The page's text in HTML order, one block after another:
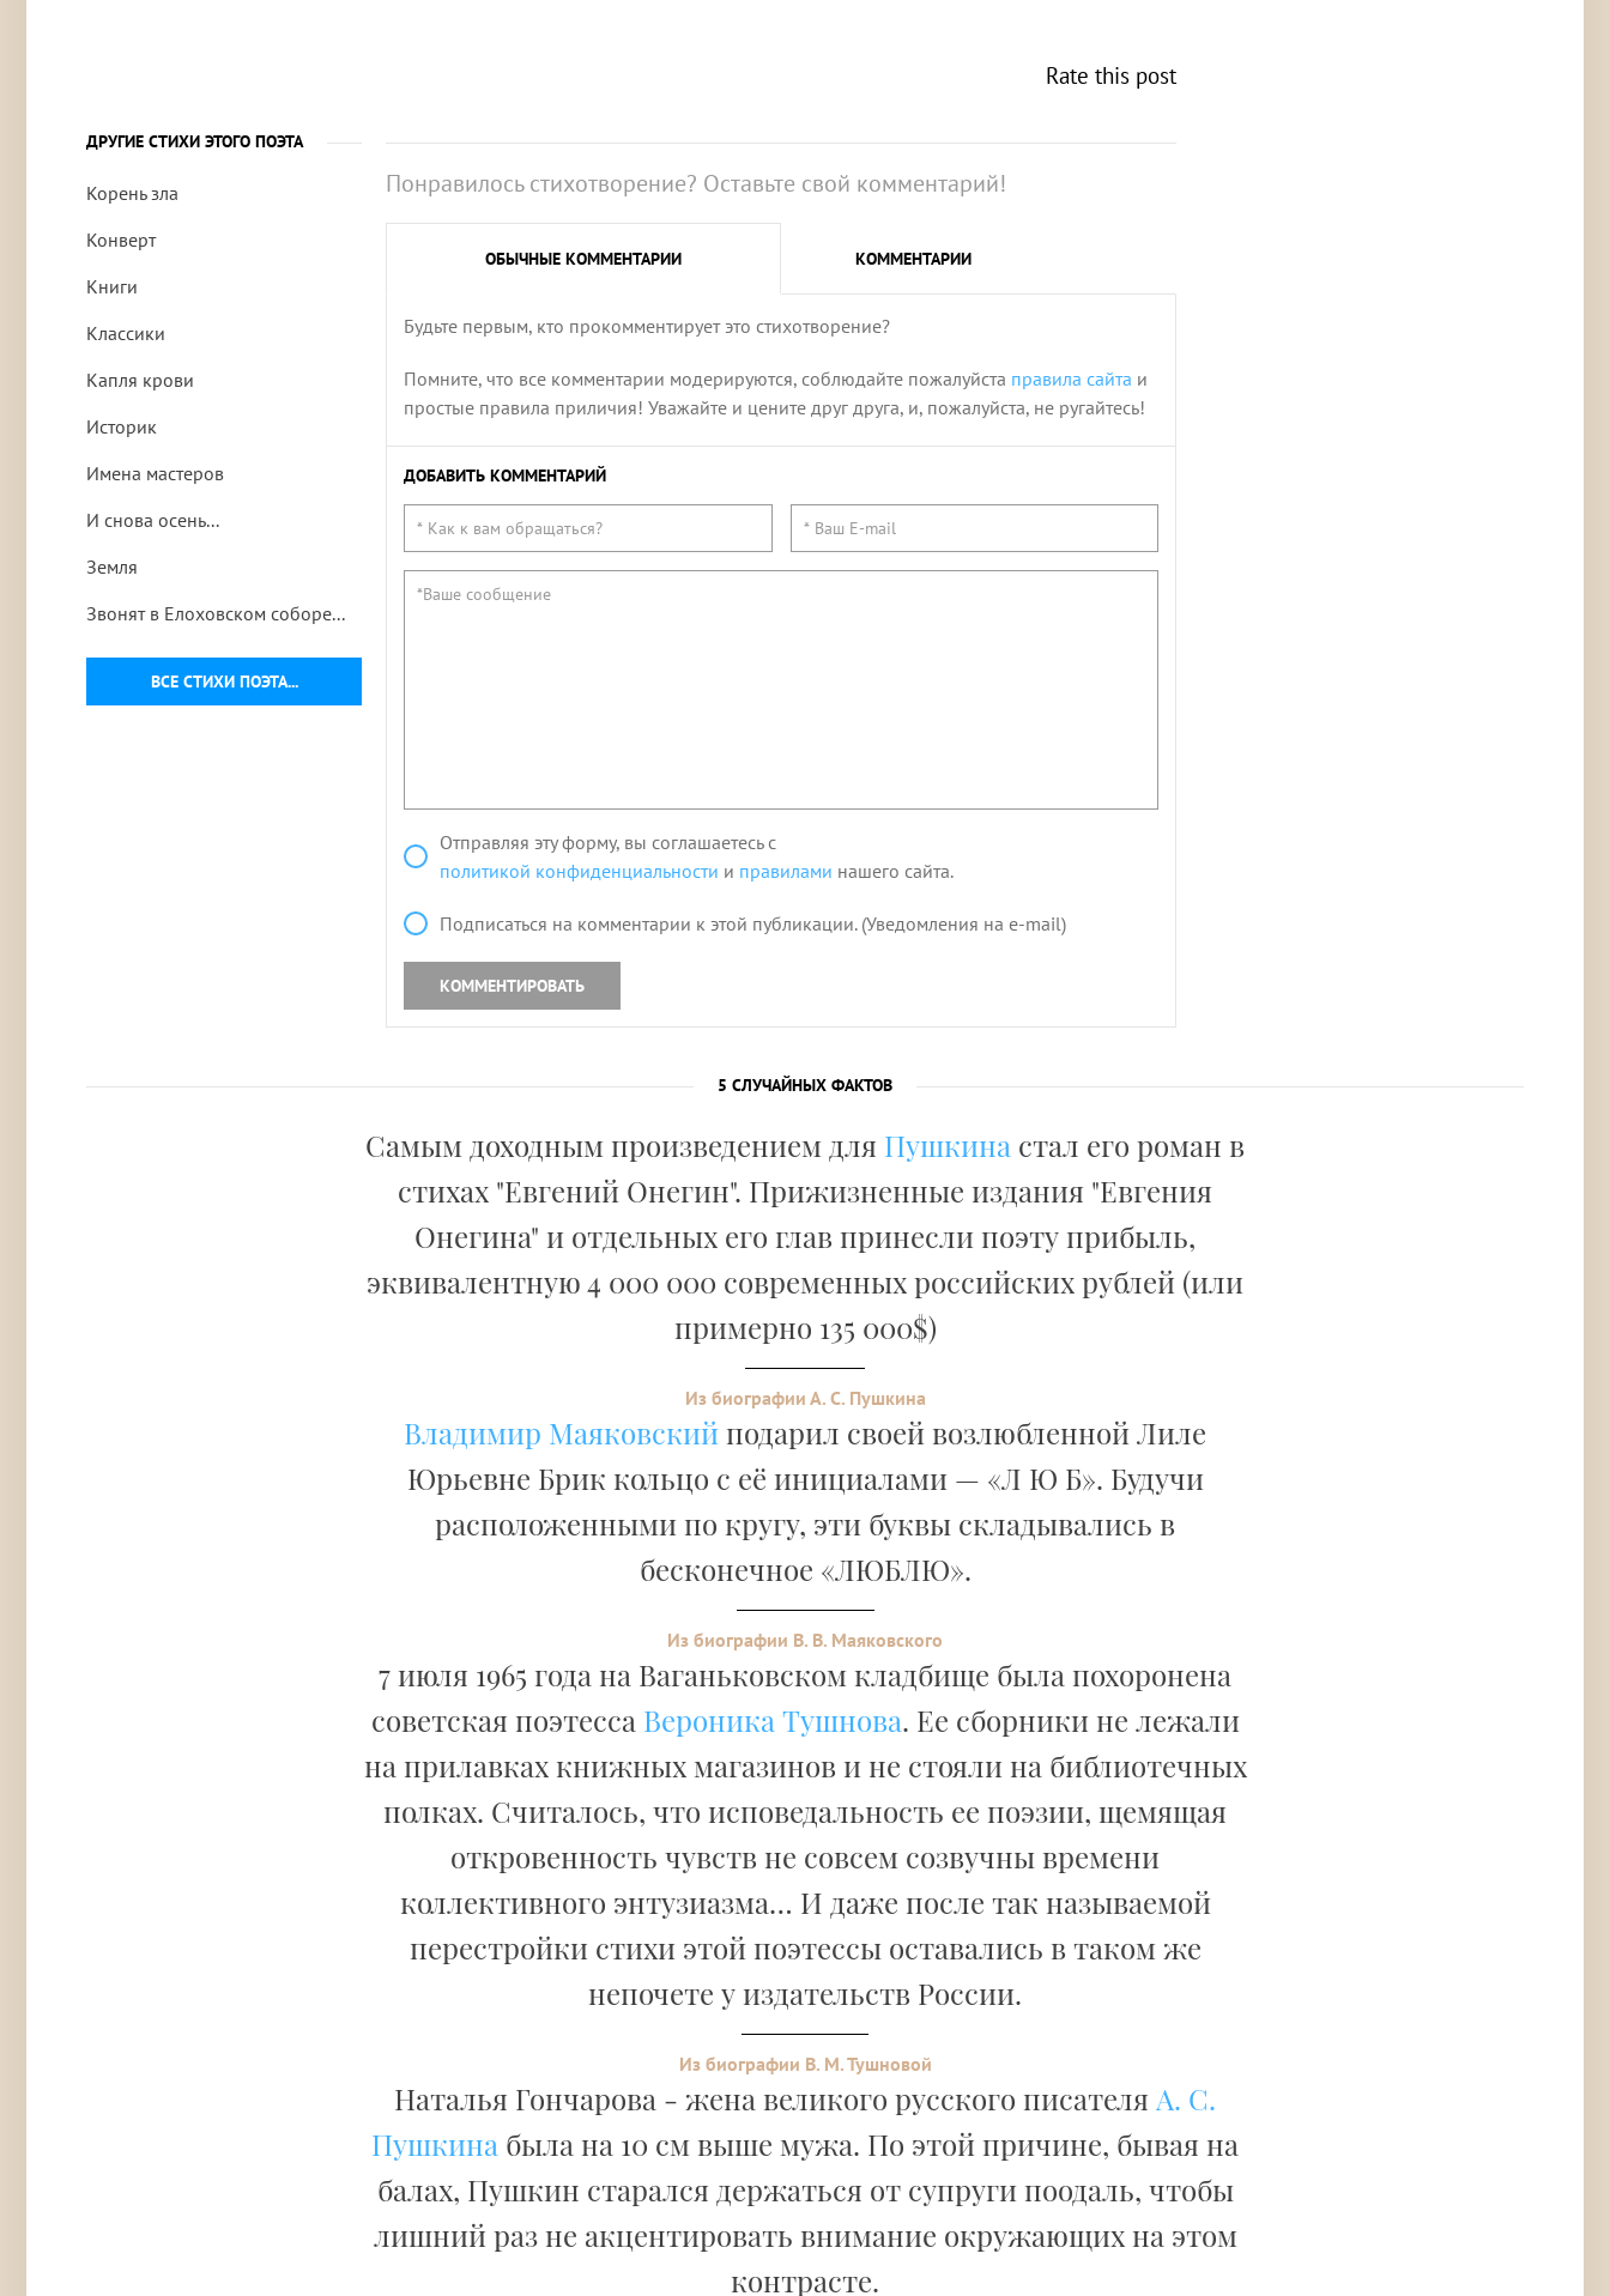
Rate this post
ДРУГИЕ СТИХИ ЭТОГО ПОЭТА
ВСЕ СТИХИ ПОЭТА...
Корень зла
Конверт
Книги
Классики
Капля крови
Историк
Имена мастеров
И снова осень...
Земля
Звонят в Елоховском соборе...
Понравилось стихотворение? Оставьте свой комментарий!
ОБЫЧНЫЕ КОММЕНТАРИИ КОММЕНТАРИИ
Будьте первым, кто прокомментирует это стихотворение?
Помните, что все комментарии модерируются, соблюдайте пожалуйста правила сайта и
простые правила приличия! Уважайте и цените друг друга, и, пожалуйста, не ругайтесь!
ДОБАВИТЬ КОММЕНТАРИЙ
Отправляя эту форму, вы соглашаетесь с
политикой конфиденциальности и правилами нашего сайта.
Подписаться на комментарии к этой публикации. (Уведомления на e-mail)
КОММЕНТИРОВАТЬ
5 СЛУЧАЙНЫХ ФАКТОВ
Самым доходным произведением для Пушкина стал его роман в
стихах "Евгений Онегин". Прижизненные издания "Евгения
Онегина" и отдельных его глав принесли поэту прибыль,
эквивалентную 4 000 000 современных российских рублей (или
примерно 135 000$)
Из биографии А. С. Пушкина
Владимир Маяковскийподарил своей возлюбленной Лиле
Юрьевне Брик кольцо с её инициалами — «Л Ю Б». Будучи
расположенными по кругу, эти буквы складывались в
бесконечное «ЛЮБЛЮ».
Из биографии В. В. Маяковского
7 июля 1965 года на Ваганьковском кладбище была похоронена
советская поэтесса Вероника Тушнова. Ее сборники не лежали
на прилавках книжных магазинов и не стояли на библиотечных
полках. Считалось, что исповедальность ее поэзии, щемящая
откровенность чувств не совсем созвучны времени
коллективного энтузиазма… И даже после так называемой
перестройки стихи этой поэтессы оставались в таком же
непочете у издательств России.
Из биографии В. М. Тушновой
Наталья Гончарова - жена великого русского писателя А. С.
Пушкина была на 10 см выше мужа. По этой причине, бывая на
балах, Пушкин старался держаться от супруги поодаль, чтобы
лишний раз не акцентировать внимание окружающих на этом
контрасте.